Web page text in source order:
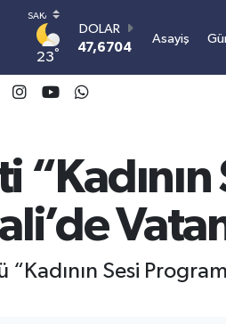
23°
DOLAR
47,6704
55,0406
6500.87
BİST100
13.799
BITCOIN
3.081.603,11
0.16
Asayiş
Sesi